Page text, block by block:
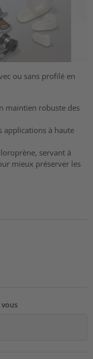
ou sans profilé en
maintien robuste des
applications à haute
servant à
mieux préserver les